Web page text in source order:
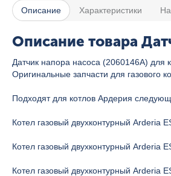
Описание Характеристики
Описание товара
Датчик напора насоса (2060146А) для
Оригинальные запчасти для газового
Подходят для котлов Ардерия
Котел газовый двухконтурный Arderia
Котел газовый двухконтурный Arderia
Котел газовый двухконтурный Arderia